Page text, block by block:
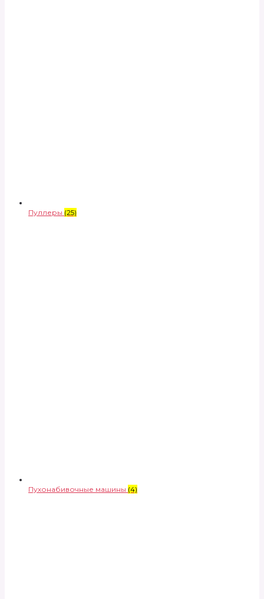
Пуллеры (25)
Пухонабивочные машины (4)